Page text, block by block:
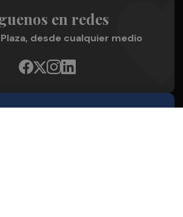
en redes
desde cualquier medio